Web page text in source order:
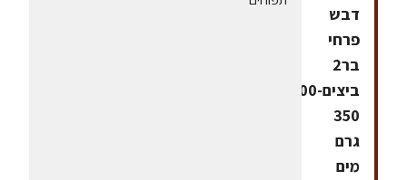
דבש
פרחי
בר2
ביצים300-
350
גרם
מים